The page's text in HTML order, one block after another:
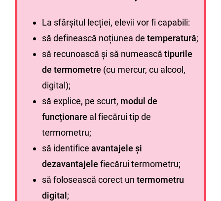
La sfârșitul lecției, elevii vor fi capabili:
să definească noțiunea de temperatură;
să recunoască și să numească tipurile
de termometre (cu mercur, cu alcool,
digital);
să explice, pe scurt, modul de
funcționare al fiecărui tip de
termometru;
să identifice avantajele și
dezavantajele fiecărui termometru;
să folosească corect un termometru
digital;